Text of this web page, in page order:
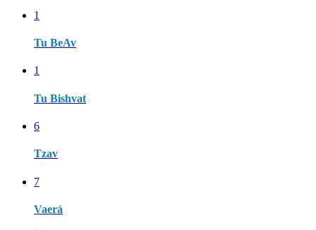
1
Tu BeAv
1
Tu Bishvat
6
Tzav
7
Vaerá